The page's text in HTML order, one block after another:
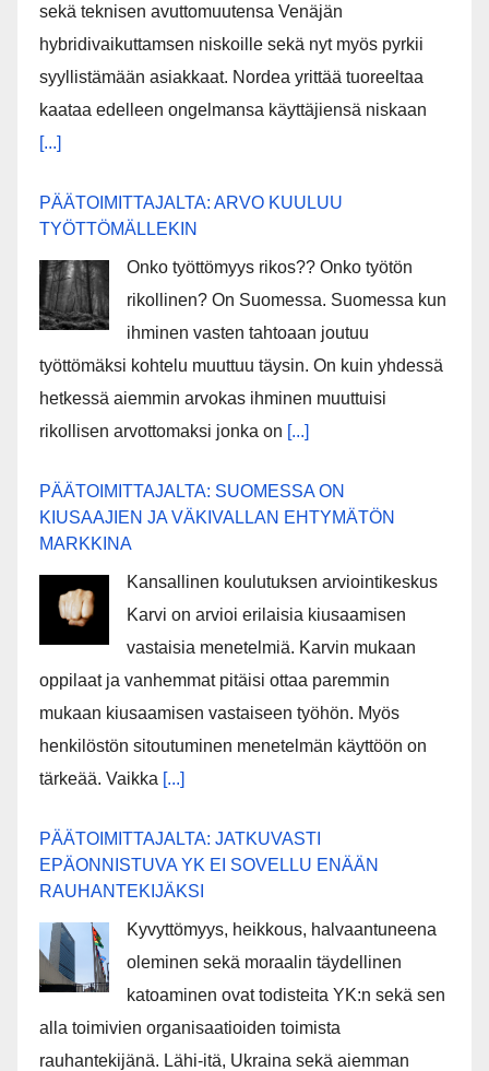
sekä teknisen avuttomuutensa Venäjän
hybridivaikuttamsen niskoille sekä nyt myös pyrkii
syyllistämään asiakkaat. Nordea yrittää tuoreeltaa
kaataa edelleen ongelmansa käyttäjiensä niskaan
[...]
PÄÄTOIMITTAJALTA: ARVO KUULUU
TYÖTTÖMÄLLEKIN
Onko työttömyys rikos?? Onko työtön
rikollinen? On Suomessa. Suomessa kun
ihminen vasten tahtoaan joutuu
työttömäksi kohtelu muuttuu täysin. On kuin yhdessä
hetkessä aiemmin arvokas ihminen muuttuisi
rikollisen arvottomaksi jonka on [...]
PÄÄTOIMITTAJALTA: SUOMESSA ON
KIUSAAJIEN JA VÄKIVALLAN EHTYMÄTÖN
MARKKINA
Kansallinen koulutuksen arviointikeskus
Karvi on arvioi erilaisia kiusaamisen
vastaisia menetelmiä. Karvin mukaan
oppilaat ja vanhemmat pitäisi ottaa paremmin
mukaan kiusaamisen vastaiseen työhön. Myös
henkilöstön sitoutuminen menetelmän käyttöön on
tärkeää. Vaikka [...]
PÄÄTOIMITTAJALTA: JATKUVASTI
EPÄONNISTUVA YK EI SOVELLU ENÄÄN
RAUHANTEKIJÄKSI
Kyvyttömyys, heikkous, halvaantuneena
oleminen sekä moraalin täydellinen
katoaminen ovat todisteita YK:n sekä sen
alla toimivien organisaatioiden toimista
rauhantekijänä. Lähi-itä, Ukraina sekä aiemman